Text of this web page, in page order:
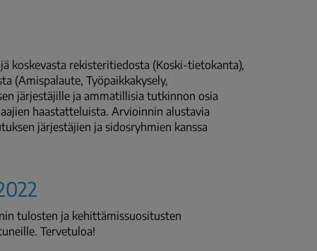
koskevasta rekisteritiedosta (Koski-tietokanta),
(Amispalaute, Työpaikkakysely,
järjestäjille ja ammatillisia tutkinnon osia
haastatteluista. Arvioinnin alustavia
järjestäjien ja sidosryhmien kanssa
tulosten ja kehittämissuositusten
Tervetuloa!